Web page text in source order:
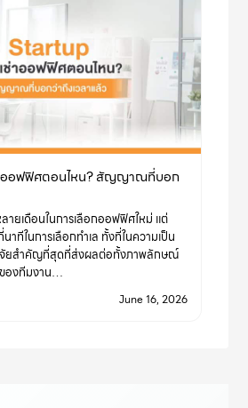
ออฟฟิศตอนไหน? สัญญาณที่บอก
ายเดือนในการเลือกออฟฟิศใหม่ แต่
นาทีในการเลือกทำเล ทั้งที่ในความเป็น
จัยสำคัญที่สุดที่ส่งผลต่อทั้งภาพลักษณ์
องทีมงาน…
June 16, 2026